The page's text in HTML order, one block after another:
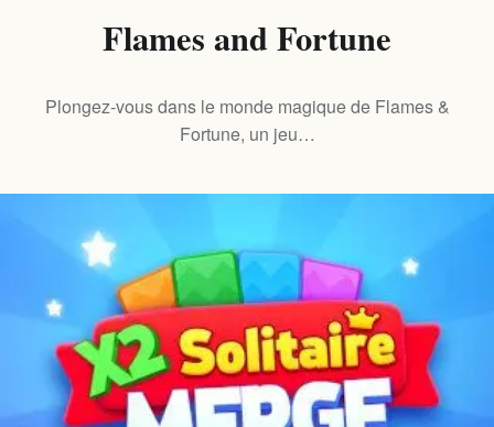
Flames and Fortune
Plongez-vous dans le monde magique de Flames &
Fortune, un jeu…